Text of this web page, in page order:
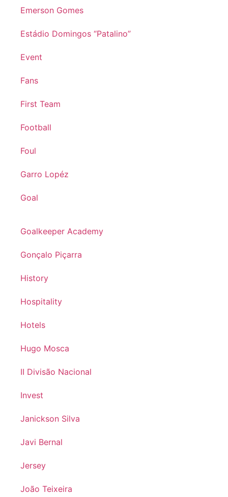
Emerson Gomes
Estádio Domingos “Patalino”
Event
Fans
First Team
Football
Foul
Garro Lopéz
Goal
Goalkeeper Academy
Gonçalo Piçarra
History
Hospitality
Hotels
Hugo Mosca
II Divisão Nacional
Invest
Janickson Silva
Javi Bernal
Jersey
João Teixeira